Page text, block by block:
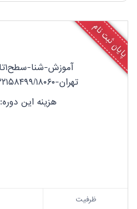
پایان ثبت نام
تهران-۱۴۰۵۳۲۱۵۸۴۹۹/۱۸۰۶۰-۱۴۰۵-بانوان
هزینه این دوره: ۱,۰۰۰,۰۰۰
ظرفیت